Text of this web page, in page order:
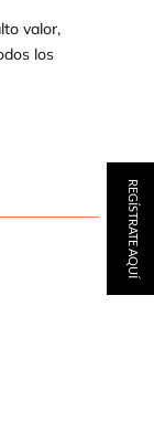
valor,
los
REGÍSTRATE AQUÍ